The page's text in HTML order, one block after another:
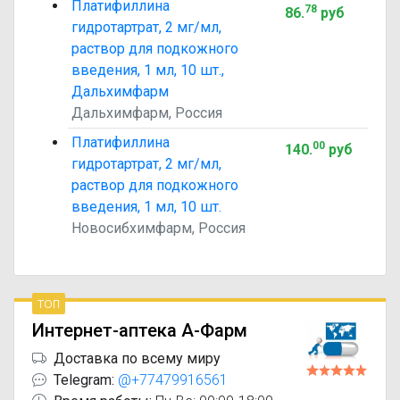
Платифиллина
гидротартрат, 2 мг/мл,
раствор для подкожного
введения, 1 мл, 10 шт.,
Дальхимфарм
Дальхимфарм, Россия
86.78руб
Платифиллина
гидротартрат, 2 мг/мл,
раствор для подкожного
введения, 1 мл, 10 шт.
Новосибхимфарм, Россия
140.00руб
топ
Интернет-аптека А-Фарм
Доставка по всему миру
Telegram: @+77479916561